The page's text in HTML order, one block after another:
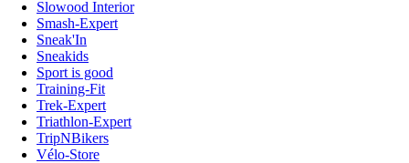
Slowood Interior
Smash-Expert
Sneak'In
Sneakids
Sport is good
Training-Fit
Trek-Expert
Triathlon-Expert
TripNBikers
Vélo-Store